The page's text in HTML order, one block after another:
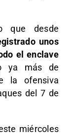
que desde
unos
el enclave
ya más de
la ofensiva
del 7 de
miércoles